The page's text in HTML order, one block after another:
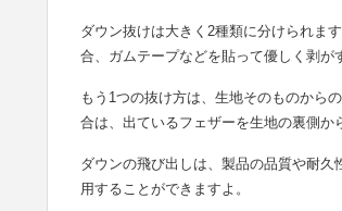
ダウン抜けは大きく2種類に分けられま
合、ガムテープなどを貼って優しく剥が
もう1つの抜け方は、生地そのものから
合は、出ているフェザーを生地の裏側か
ダウンの飛び出しは、製品の品質や耐
用することができますよ。